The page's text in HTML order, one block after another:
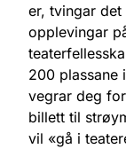
er, tvingar
opplevingar
200 plassane
vegrar deg
billett til
vil «gå i